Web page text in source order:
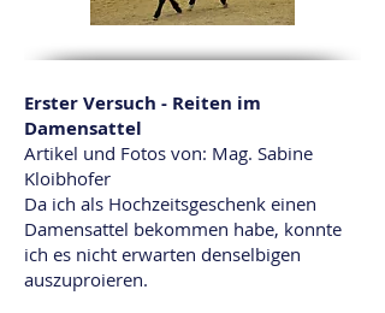
Erster Versuch - Reiten im
Damensattel
Artikel und Fotos von: Mag. Sabine
Kloibhofer
Da ich als Hochzeitsgeschenk einen
Damensattel bekommen habe, konnte
ich es nicht erwarten denselbigen
auszuproieren.